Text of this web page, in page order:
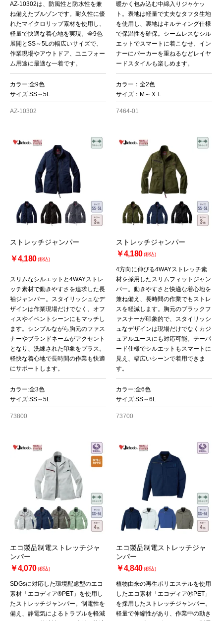
AZ-10302は、防風性と防水性を兼
ね備えたブルゾンです。耐久性に優
れたマイクロリップ素材を使用し、
軽量で快適な着心地を実現。全9色
展開とSS～5Lの幅広いサイズで、
作業現場やアウトドア、ユニフォー
ム用途に最適な一着です。
カラー:全9色
サイズ:SS～5L
AZ-10302
暖かく包み込む中綿入りジャケッ
ト。表地は軽量で丈夫なタフタ生地
を使用し、裏地はキルティング仕様
で保温性を確保。シームレスなシル
エットでスマートに着こなせ、イン
ナーにパーカーを重ねるなどレイヤ
ードスタイルも楽しめます。
カラー：全2色
サイズ：M～ＸＬ
7464-01
ストレッチジャンパー
￥4,180(税込)
スリムなシルエットと4WAYストレ
ッチ素材で動きやすさを追求した長
袖ジャンパー。スタイリッシュなデ
ザインは作業現場だけでなく、オフ
ィスやイベントシーンにもマッチし
ます。シンプルながら胸元のファス
ナーやブランドネームがアクセント
となり、洗練された印象をプラス。
軽快な着心地で長時間の作業も快適
にサポートします。
カラー:全3色
サイズ:SS～5L
73800
ストレッチジャンパー
￥4,180(税込)
4方向に伸びる4WAYストレッチ素
材を採用したスリムフィットジャン
パー。動きやすさと快適な着心地を
兼ね備え、長時間の作業でもストレ
スを軽減します。胸元のブラックフ
ァスナーが印象的で、スタイリッシ
ュなデザインは現場だけでなくカジ
ュアルユースにも対応可能。テーパ
ード仕様でシルエットもスマートに
見え、幅広いシーンで着用できま
す。
カラー:全6色
サイズ:SS～6L
73700
エコ製品制電ストレッチジャ
ンパー
￥4,070(税込)
SDGsに対応した環境配慮型のエコ
素材「エコディア®PET」を使用し
たストレッチジャンパー。制電性を
備え、静電気によるトラブルを軽減
エコ製品制電ストレッチジャ
ンパー
￥4,840(税込)
植物由来の再生ポリエステルを使用
したエコ素材「エコディアⓇPET」
を採用したストレッチジャンパー。
軽量で伸縮性があり、作業中の動き